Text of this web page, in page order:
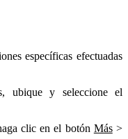
específicas efectuadas
ubique y seleccione el
clic en el botón Más>